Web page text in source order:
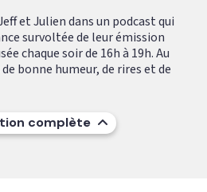
et Julien dans un podcast qui
survoltée de leur émission
chaque soir de 16h à 19h. Au
bonne humeur, de rires et de
complète